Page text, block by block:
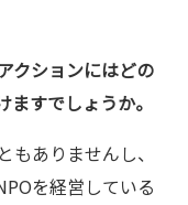
クションにはどの
すでしょうか。
もありませんし、
を経営している